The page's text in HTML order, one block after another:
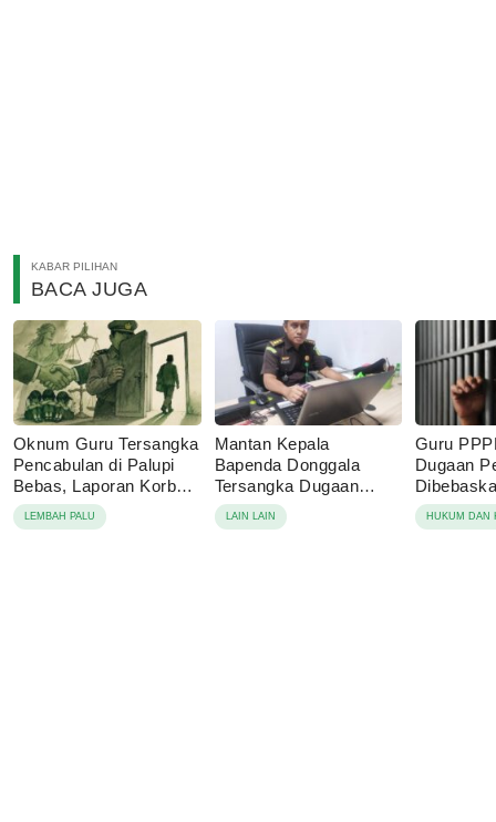
KABAR PILIHAN
BACA JUGA
Oknum Guru Tersangka
Pencabulan di Palupi
Bebas, Laporan Korban
Berujung Damai
LEMBAH PALU
Mantan Kepala
Bapenda Donggala
Tersangka Dugaan
Korupsi Pajak Tambang
LAIN LAIN
Guru
Dugaan
Sebut
Keluarga
HUKUM DAN